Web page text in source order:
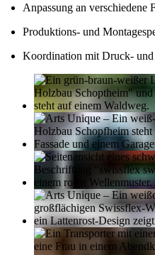
Anpassung an verschiedene
Produktions- und
Koordination mit Druck- und